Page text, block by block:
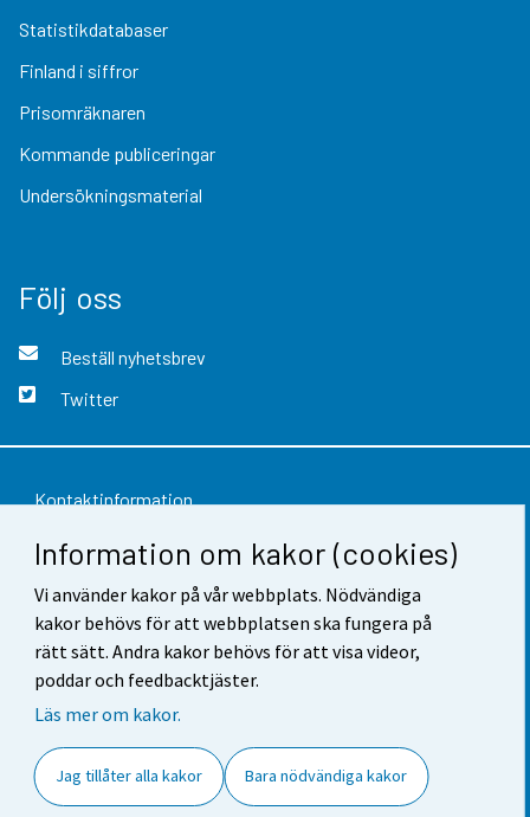
Information om kakor (cookies)
Vi använder kakor på vår webbplats. Nödvändiga
kakor behövs för att webbplatsen ska fungera på
rätt sätt. Andra kakor behövs för att visa videor,
poddar och feedbacktjäster.
Läs mer om kakor.
Jag tillåter alla kakor Bara nödvändiga kakor
Statistikdatabaser
Finland i siffror
Prisomräknaren
Kommande publiceringar
Undersökningsmaterial
Följ oss
Beställ nyhetsbrev
Twitter
Kontaktinformation
Respons
Användarvillkor
Dataskydd
Tillgänglighet
Cookie-inställningar